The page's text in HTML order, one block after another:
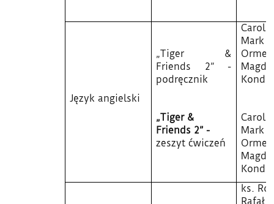
Język angielski
„Tiger &
Friends 2” -
podręcznik
„Tiger &
Friends 2” -
zeszyt ćwiczeń
Carol
Mark
Carol
Mark
ks.
Rafał